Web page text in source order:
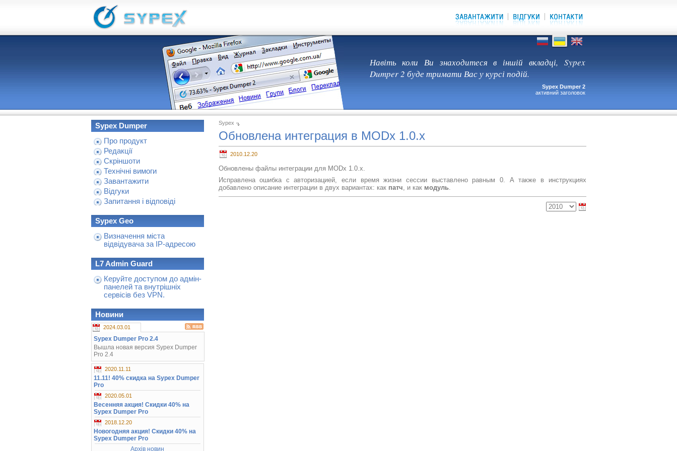
Навіть коли Ви знаходитеся в іншій вкладці, Sypex
Dumper 2 буде тримати Вас у курсі подій.
Sypex Dumper 2
активний заголовок
Sypex
Обновлена интеграция в MODx 1.0.x
2010.12.20
Обновлены файлы интеграции для MODx 1.0.x.
Исправлена ошибка с авторизацией, если время жизни сессии выставлено равным 0. А также в инструкциях
добавлено описание интеграции в двух вариантах: как патч, и как модуль.
Sypex Dumper
Про продукт
Редакції
Скріншоти
Технічні вимоги
Завантажити
Відгуки
Запитання і відповіді
Sypex Geo
Визначення міста
відвідувача за IP-адресою
L7 Admin Guard
Керуйте доступом до адмін-
панелей та внутрішніх
сервісів без VPN.
Новини
2024.03.01
Sypex Dumper Pro 2.4
Вышла новая версия Sypex Dumper
Pro 2.4
2020.11.11
11.11! 40% скидка на Sypex Dumper
Pro
2020.05.01
Весенняя акция! Скидки 40% на
Sypex Dumper Pro
2018.12.20
Новогодняя акция! Скидки 40% на
Sypex Dumper Pro
Архів новин